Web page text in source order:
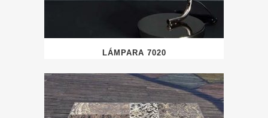
LÁMPARA 7020